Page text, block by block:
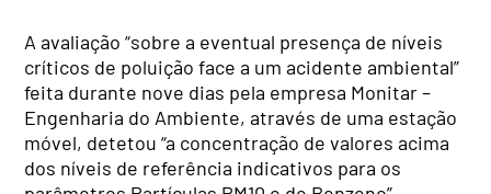
A avaliação “sobre a eventual presença de níveis
críticos de poluição face a um acidente ambiental”
feita durante nove dias pela empresa Monitar –
Engenharia do Ambiente, através de uma estação
móvel, detetou “a concentração de valores acima
dos níveis de referência indicativos para os